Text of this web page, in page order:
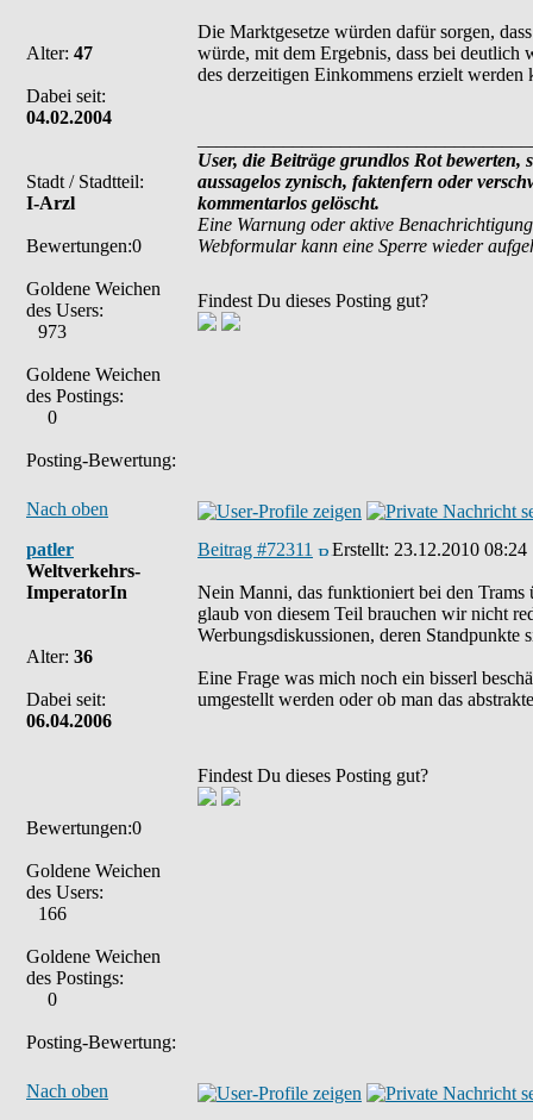
Alter: 47
Dabei seit:
04.02.2004
Stadt / Stadtteil:
I-Arzl
Bewertungen:0
Goldene Weichen
des Users:
973
Goldene Weichen
des Postings:
0
Posting-Bewertung:
Die Marktgesetze würden dafür sorgen,
würde, mit dem Ergebnis, dass bei
des derzeitigen Einkommens erzielt
User, die Beiträge grundlos Rot
aussagelos zynisch, faktenfern oder
kommentarlos gelöscht.
Eine Warnung oder aktive
Webformular kann eine Sperre wieder
Findest Du dieses Posting gut?
Nach oben
patler
Weltverkehrs-
ImperatorIn
Alter: 36
Dabei seit:
06.04.2006
Bewertungen:0
Goldene Weichen
des Users:
166
Goldene Weichen
des Postings:
0
Posting-Bewertung:
Beitrag #72311 Erstellt: 23.12.2010 08:24
Nein Manni, das funktioniert bei den
glaub von diesem Teil brauchen wir nicht
Werbungsdiskussionen, deren
Eine Frage was mich noch ein bisserl
umgestellt werden oder ob man das
Findest Du dieses Posting gut?
Nach oben